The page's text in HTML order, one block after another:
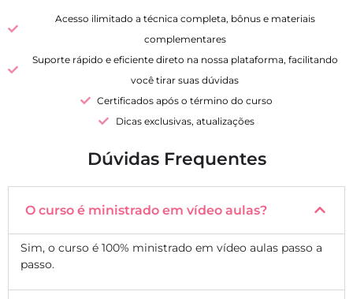
Acesso ilimitado a técnica completa, bônus e materiais
complementares
Suporte rápido e eficiente direto na nossa plataforma, facilitando
você tirar suas dúvidas
Certificados após o término do curso
Dicas exclusivas, atualizações
Dúvidas Frequentes
O curso é ministrado em vídeo aulas?
Sim, o curso é 100% ministrado em vídeo aulas passo a
passo.